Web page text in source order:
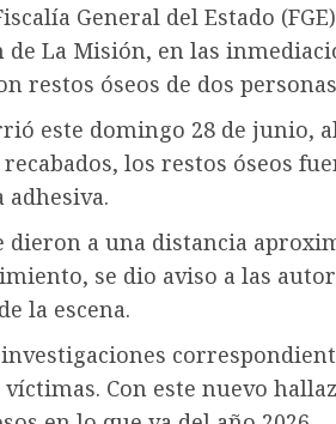
General del Estado
de La Misión, en las
restos óseos de dos
este domingo 28 de junio,
recabados, los restos óseos
adhesiva.
dieron a una distancia
se dio aviso a las
la escena.
Con este nuevo